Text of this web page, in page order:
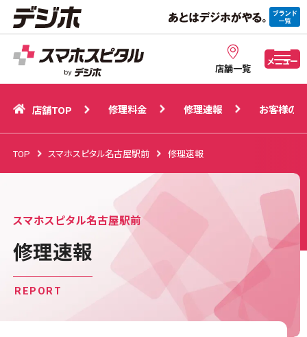
店舗一覧
メニュー
店舗TOP 修理速報 お客様の声
店舗TOP 修理料金 修理速報 お客様の声
TOP スマホスピタル名古屋駅前 修理速報
スマホスピタル名古屋駅前
修理速報
REPORT